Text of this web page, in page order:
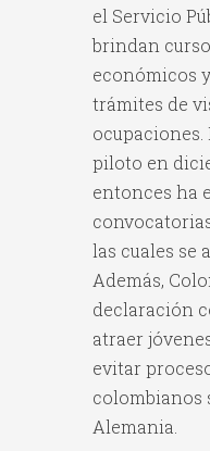
el Servicio
brindan
económicos
trámites de
piloto en
entonces ha
las cuales se
Además,
declaración
atraer
evitar
colombianos
Alemania.